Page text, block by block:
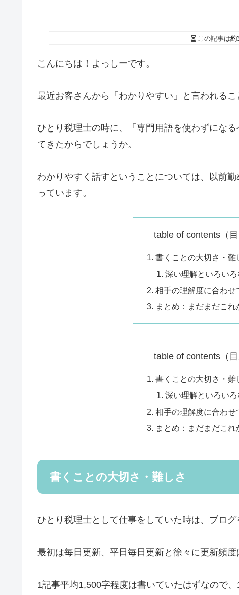
この記事は約
こんにちは！よっしーです。
最近お客さんから「わかりやすい」と言われるこ
ひとり税理士の時に、「専門用語を使わずにな
てきたからでしょうか。
わかりやすく話すということについては、以前
っています。
table of contents（目
書くことの大切さ・難
深い理解といろい
相手の理解度に合わせ
まとめ：まだまだこれ
table of contents（目
書くことの大切さ・難
深い理解といろい
相手の理解度に合わせ
まとめ：まだまだこれ
書くことの大切さ・難しさ
ひとり税理士として仕事をしていた時は、ブログ
最初は毎日更新、平日毎日更新と徐々に更新頻
1記事平均1,500字程度は書いていたはずなので